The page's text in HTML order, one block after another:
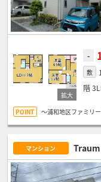
-
敷
階
～浦和地区ファミリ
マンション Traum